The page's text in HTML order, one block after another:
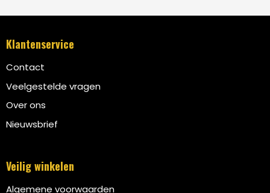
Klantenservice
Contact
Veelgestelde vragen
Over ons
Nieuwsbrief
Veilig winkelen
Algemene voorwaarden